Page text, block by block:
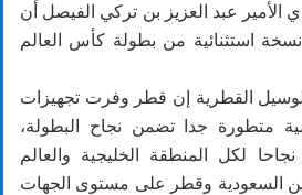
الأمير عبد العزيز بن تركي الفيصل أن
استثنائية من بطولة كأس العالم
القطرية إن قطر وفرت تجهيزات
متطورة جدا تضمن نجاح البطولة،
لكل المنطقة الخليجية والعالم
بين السعودية وقطر على مستوى الجهات